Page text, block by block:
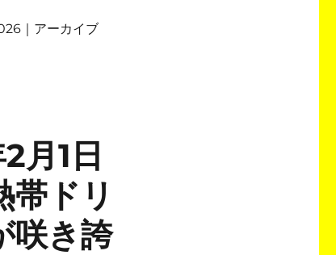
｜アーカイブ
月1日
帯ドリ
咲き誇